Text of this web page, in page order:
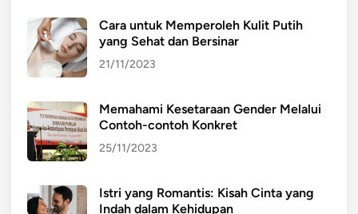
Cara untuk Memperoleh Kulit Putih
yang Sehat dan Bersinar
21/11/2023
Memahami Kesetaraan Gender Melalui
Contoh-contoh Konkret
25/11/2023
Istri yang Romantis: Kisah Cinta yang
Indah dalam Kehidupan